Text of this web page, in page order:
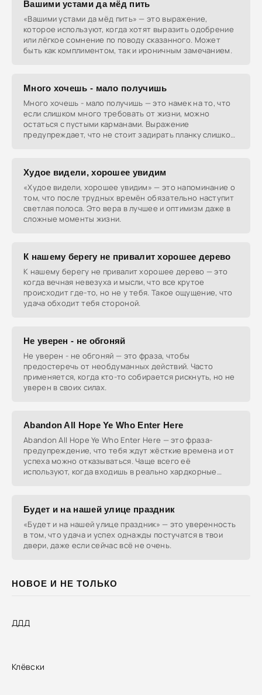
НОВОЕ И НЕ ТОЛЬКО
ДДД
Клёвски
Вашими устами да мёд пить
«Вашими устами да мёд пить» — это выражение,
которое используют, когда хотят выразить одобрение
или лёгкое сомнение по поводу сказанного. Может
быть как комплиментом, так и ироничным замечанием.
Много хочешь - мало получишь
Много хочешь - мало получишь — это намек на то, что
если слишком много требовать от жизни, можно
остаться с пустыми карманами. Выражение
предупреждает, что не стоит задирать планку слишком
Худое видели, хорошее увидим
«Худое видели, хорошее увидим» — это напоминание о
том, что после трудных времён обязательно наступит
светлая полоса. Это вера в лучшее и оптимизм даже в
сложные моменты жизни.
К нашему берегу не привалит хорошее дерево
К нашему берегу не привалит хорошее дерево — это
когда вечная невезуха и мысли, что все крутое
происходит где-то, но не у тебя. Такое ощущение, что
удача обходит тебя стороной.
Не уверен - не обгоняй
Не уверен - не обгоняй — это фраза, чтобы
предостеречь от необдуманных действий. Часто
применяется, когда кто-то собирается рискнуть, но не
уверен в своих силах.
Abandon All Hope Ye Who Enter Here
Abandon All Hope Ye Who Enter Here — это фраза-
предупреждение, что тебя ждут жёсткие времена и от
успеха можно отказываться. Чаще всего её
используют, когда входишь в реально хардкорные
Будет и на нашей улице праздник
«Будет и на нашей улице праздник» — это уверенность
в том, что удача и успех однажды постучатся в твои
двери, даже если сейчас всё не очень.